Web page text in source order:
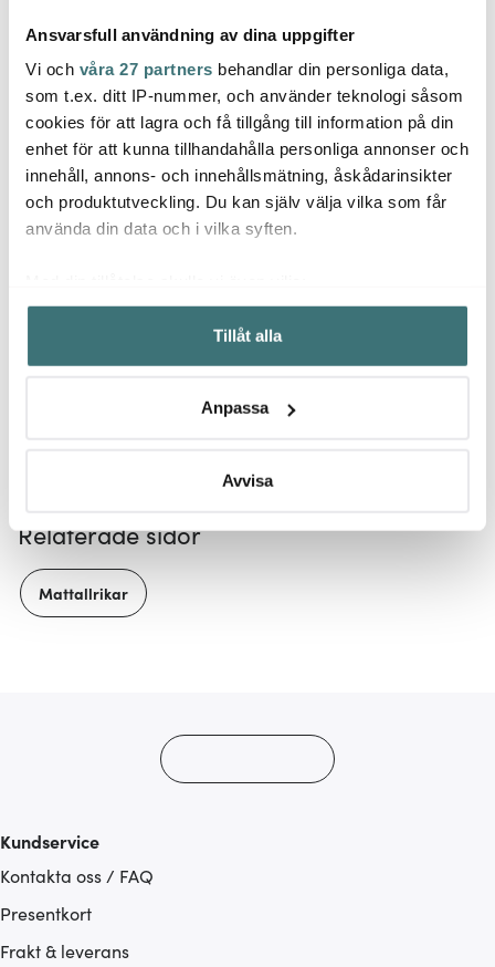
Ansvarsfull användning av dina uppgifter
Vi och våra 27 partners behandlar din personliga data,
som t.ex. ditt IP-nummer, och använder teknologi såsom
cookies för att lagra och få tillgång till information på din
enhet för att kunna tillhandahålla personliga annonser och
innehåll, annons- och innehållsmätning, åskådarinsikter
och produktutveckling. Du kan själv välja vilka som får
använda din data och i vilka syften.
Samla in information om din geografiska plats som
kan ha en noggrannhet på upp till flera meter
Identifiera din enhet genom att aktivt skanna den för
Ta reda på mer om hur dina personliga uppgifter
Du kan ändra eller dra tillbaka ditt samtycke när som
ska anpassas efter det som vi tror att du tycker om. Det
gör också att vi kan analysera vår trafik och göra
Tillåt alla
Anpassa
Avvisa
Royal Porcelain
Silver Paisley Såssnipa
40 cl Vit
500 kr 999 kr
I lager
Royal Porcelain
Blanche Gourmet Skål
440 kr 879 kr
I lager
Låt dig inspireras av våra kunder
Relaterade sidor
Mattallrikar
Kundservice
Kontakta oss / FAQ
Presentkort
Frakt & leverans